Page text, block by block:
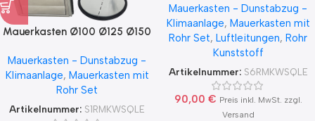
Mauerkasten Ø100 Ø125 Ø150
Wetterschutzgitter
Mauerkasten - Dunstabzug -
Klimaanlage, Mauerkasten mit
Rohr Set
Artikelnummer: S1RMKWSQLE
Wetterschutzgitter
Mauerkasten - Dunstabzug -
Klimaanlage, Mauerkasten mit
Rohr Set, Luftleitungen, Rohr
Kunststoff
Artikelnummer: S6RMKWSQLE
90,00 € Preis inkl. MwSt. zzgl.
Versand